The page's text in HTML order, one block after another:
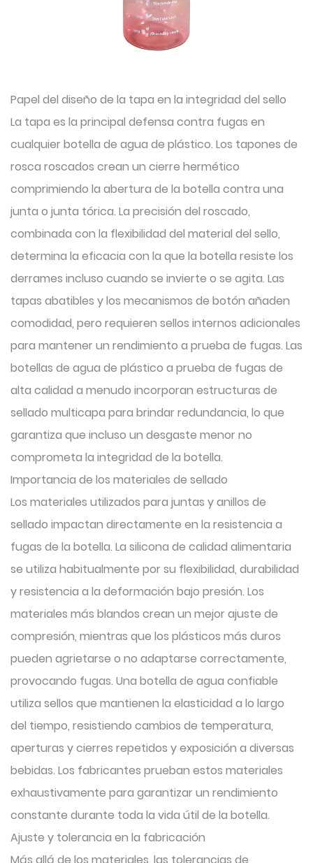
Papel del diseño de la tapa en la integridad del sello
La tapa es la principal defensa contra fugas en
cualquier botella de agua de plástico. Los tapones de
rosca roscados crean un cierre hermético
comprimiendo la abertura de la botella contra una
junta o junta tórica. La precisión del roscado,
combinada con la flexibilidad del material del sello,
determina la eficacia con la que la botella resiste los
derrames incluso cuando se invierte o se agita. Las
tapas abatibles y los mecanismos de botón añaden
comodidad, pero requieren sellos internos adicionales
para mantener un rendimiento a prueba de fugas. Las
botellas de agua de plástico a prueba de fugas de
alta calidad a menudo incorporan estructuras de
sellado multicapa para brindar redundancia, lo que
garantiza que incluso un desgaste menor no
comprometa la integridad de la botella.
Importancia de los materiales de sellado
Los materiales utilizados para juntas y anillos de
sellado impactan directamente en la resistencia a
fugas de la botella. La silicona de calidad alimentaria
se utiliza habitualmente por su flexibilidad, durabilidad
y resistencia a la deformación bajo presión. Los
materiales más blandos crean un mejor ajuste de
compresión, mientras que los plásticos más duros
pueden agrietarse o no adaptarse correctamente,
provocando fugas. Una botella de agua confiable
utiliza sellos que mantienen la elasticidad a lo largo
del tiempo, resistiendo cambios de temperatura,
aperturas y cierres repetidos y exposición a diversas
bebidas. Los fabricantes prueban estos materiales
exhaustivamente para garantizar un rendimiento
constante durante toda la vida útil de la botella.
Ajuste y tolerancia en la fabricación